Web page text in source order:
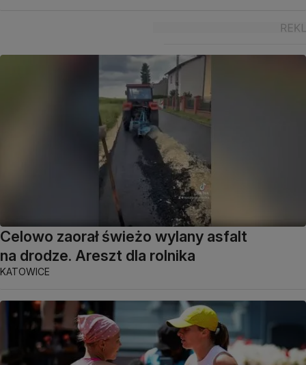
Celowo zaorał świeżo wylany asfalt
na drodze. Areszt dla rolnika
KATOWICE